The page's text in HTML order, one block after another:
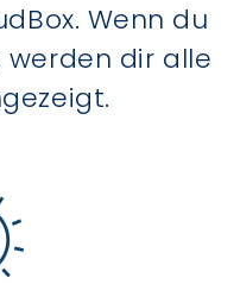
Wenn du
werden dir alle